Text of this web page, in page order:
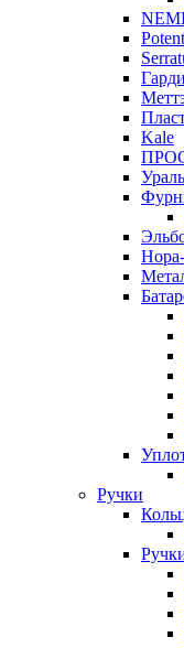
Potent
Kale
Ручки